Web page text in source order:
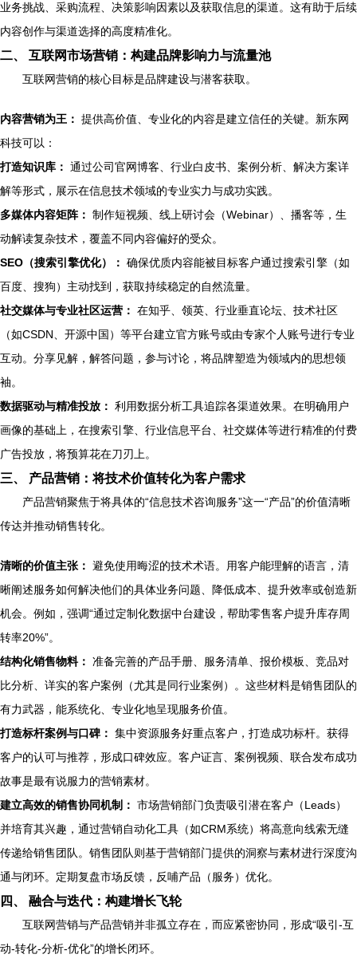
业务挑战、采购流程、决策影响因素以及获取信息的渠道。这有助于后续
内容创作与渠道选择的高度精准化。
二、 互联网市场营销：构建品牌影响力与流量池
互联网营销的核心目标是品牌建设与潜客获取。
内容营销为王： 提供高价值、专业化的内容是建立信任的关键。新东网
科技可以：
打造知识库： 通过公司官网博客、行业白皮书、案例分析、解决方案详
解等形式，展示在信息技术领域的专业实力与成功实践。
多媒体内容矩阵： 制作短视频、线上研讨会（Webinar）、播客等，生
动解读复杂技术，覆盖不同内容偏好的受众。
SEO（搜索引擎优化）： 确保优质内容能被目标客户通过搜索引擎（如
百度、搜狗）主动找到，获取持续稳定的自然流量。
社交媒体与专业社区运营： 在知乎、领英、行业垂直论坛、技术社区
（如CSDN、开源中国）等平台建立官方账号或由专家个人账号进行专业
互动。分享见解，解答问题，参与讨论，将品牌塑造为领域内的思想领
袖。
数据驱动与精准投放： 利用数据分析工具追踪各渠道效果。在明确用户
画像的基础上，在搜索引擎、行业信息平台、社交媒体等进行精准的付费
广告投放，将预算花在刀刃上。
三、 产品营销：将技术价值转化为客户需求
产品营销聚焦于将具体的“信息技术咨询服务”这一“产品”的价值清晰
传达并推动销售转化。
清晰的价值主张： 避免使用晦涩的技术术语。用客户能理解的语言，清
晰阐述服务如何解决他们的具体业务问题、降低成本、提升效率或创造新
机会。例如，强调“通过定制化数据中台建设，帮助零售客户提升库存周
转率20%”。
结构化销售物料： 准备完善的产品手册、服务清单、报价模板、竞品对
比分析、详实的客户案例（尤其是同行业案例）。这些材料是销售团队的
有力武器，能系统化、专业化地呈现服务价值。
打造标杆案例与口碑： 集中资源服务好重点客户，打造成功标杆。获得
客户的认可与推荐，形成口碑效应。客户证言、案例视频、联合发布成功
故事是最有说服力的营销素材。
建立高效的销售协同机制： 市场营销部门负责吸引潜在客户（Leads）
并培育其兴趣，通过营销自动化工具（如CRM系统）将高意向线索无缝
传递给销售团队。销售团队则基于营销部门提供的洞察与素材进行深度沟
通与闭环。定期复盘市场反馈，反哺产品（服务）优化。
四、 融合与迭代：构建增长飞轮
互联网营销与产品营销并非孤立存在，而应紧密协同，形成“吸引-互
动-转化-分析-优化”的增长闭环。